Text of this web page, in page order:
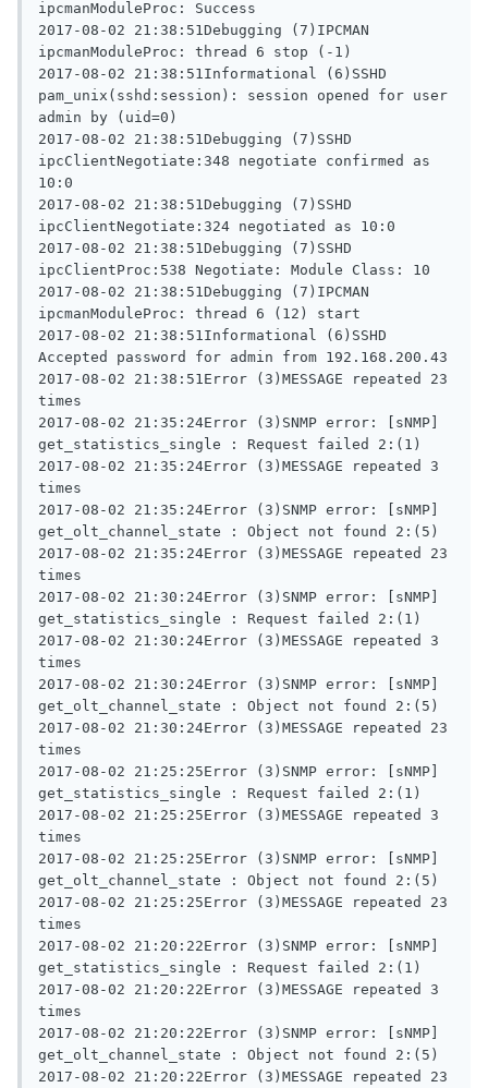
ipcmanModuleProc: Success
2017-08-02 21:38:51Debugging (7)IPCMAN
ipcmanModuleProc: thread 6 stop (-1)
2017-08-02 21:38:51Informational (6)SSHD
pam_unix(sshd:session): session opened for user
admin by (uid=0)
2017-08-02 21:38:51Debugging (7)SSHD
ipcClientNegotiate:348 negotiate confirmed as
10:0
2017-08-02 21:38:51Debugging (7)SSHD
ipcClientNegotiate:324 negotiated as 10:0
2017-08-02 21:38:51Debugging (7)SSHD
ipcClientProc:538 Negotiate: Module Class: 10
2017-08-02 21:38:51Debugging (7)IPCMAN
ipcmanModuleProc: thread 6 (12) start
2017-08-02 21:38:51Informational (6)SSHD
Accepted password for admin from 192.168.200.43
2017-08-02 21:38:51Error (3)MESSAGE repeated 23
times
2017-08-02 21:35:24Error (3)SNMP error: [sNMP]
get_statistics_single : Request failed 2:(1)
2017-08-02 21:35:24Error (3)MESSAGE repeated 3
times
2017-08-02 21:35:24Error (3)SNMP error: [sNMP]
get_olt_channel_state : Object not found 2:(5)
2017-08-02 21:35:24Error (3)MESSAGE repeated 23
times
2017-08-02 21:30:24Error (3)SNMP error: [sNMP]
get_statistics_single : Request failed 2:(1)
2017-08-02 21:30:24Error (3)MESSAGE repeated 3
times
2017-08-02 21:30:24Error (3)SNMP error: [sNMP]
get_olt_channel_state : Object not found 2:(5)
2017-08-02 21:30:24Error (3)MESSAGE repeated 23
times
2017-08-02 21:25:25Error (3)SNMP error: [sNMP]
get_statistics_single : Request failed 2:(1)
2017-08-02 21:25:25Error (3)MESSAGE repeated 3
times
2017-08-02 21:25:25Error (3)SNMP error: [sNMP]
get_olt_channel_state : Object not found 2:(5)
2017-08-02 21:25:25Error (3)MESSAGE repeated 23
times
2017-08-02 21:20:22Error (3)SNMP error: [sNMP]
get_statistics_single : Request failed 2:(1)
2017-08-02 21:20:22Error (3)MESSAGE repeated 3
times
2017-08-02 21:20:22Error (3)SNMP error: [sNMP]
get_olt_channel_state : Object not found 2:(5)
2017-08-02 21:20:22Error (3)MESSAGE repeated 23